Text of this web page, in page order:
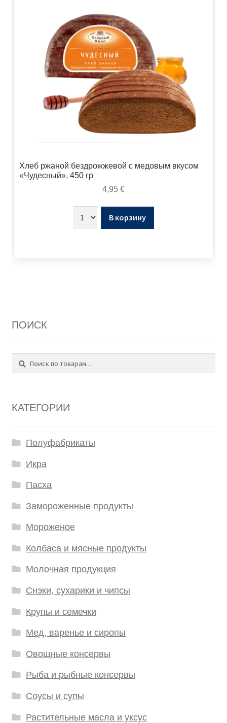
Хлеб ржаной бездрожжевой с медовым вкусом
«Чудесный», 450 гр
4,95 €
В корзину
ПОИСК
Поиск
КАТЕГОРИИ
Полуфабрикаты
Икра
Пасха
Замороженные продукты
Мороженое
Колбаса и мясные продукты
Молочная продукция
Снэки, сухарики и чипсы
Крупы и семечки
Мед, варенье и сиропы
Овощные консервы
Рыба и рыбные консервы
Соусы и супы
Растительные масла и уксус